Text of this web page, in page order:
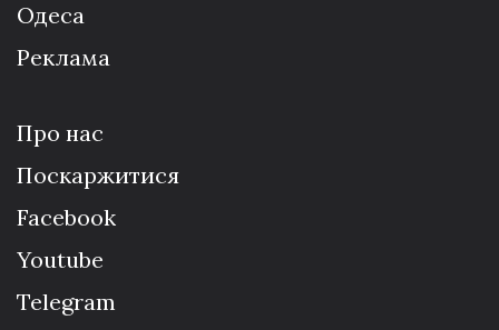
Одеса
Реклама
Про нас
Поскаржитися
Facebook
Youtube
Telegram